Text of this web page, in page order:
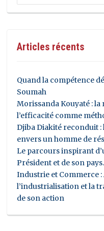
Articles récents
Quand la compétence
Soumah
Morissanda Kouyaté :
l’efficacité comme
Djiba Diakité reconduit
envers un homme de
Le parcours inspirant
Président et de son pays.
Industrie et Commerce
l’industrialisation et la
de son action